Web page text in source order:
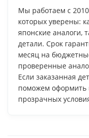
Мы работаем с
которых уверены:
японские аналоги,
детали. Срок
месяц на
проверенные
Если заказанная
поможем оформить
прозрачных